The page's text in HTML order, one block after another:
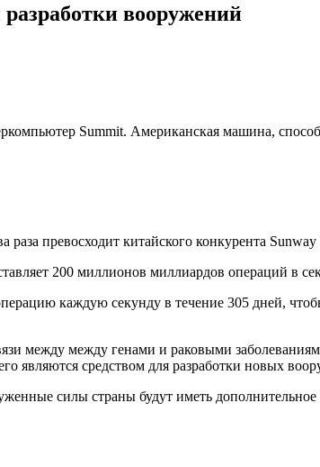
вооружений
Summit. Американская машина,
превосходит китайского конкурента
200 миллионов миллиардов операций в
каждую секунду в течение 305 дней,
между между генами и раковыми
являются средством для разработки новых
силы страны будут иметь